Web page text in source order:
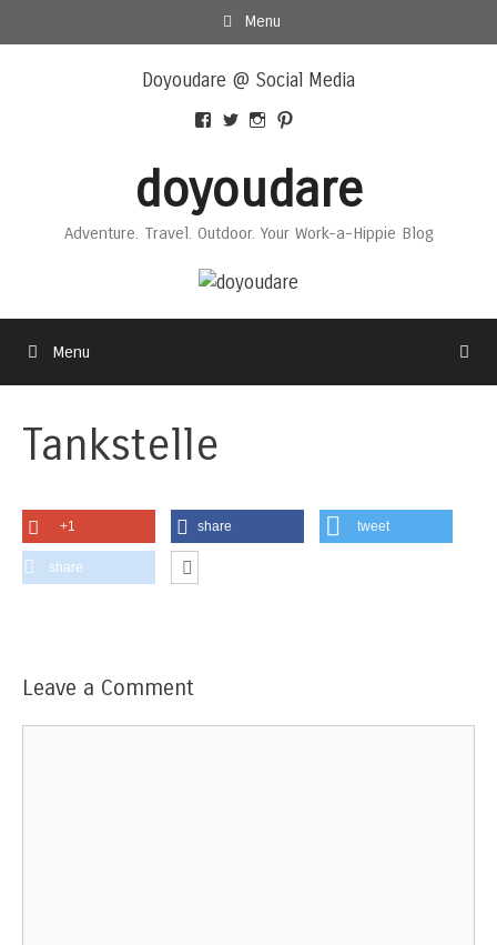
to
Menu
Doyoudare @ Social Media
View
Facebook
View
Twitter
View
Instagram
View
on
Pinterest
doyoudare
Adventure. Travel. Outdoor. Your Work-a-Hippie Blog
Menu
Tankstelle
+1 share tweet
share
Leave a Comment